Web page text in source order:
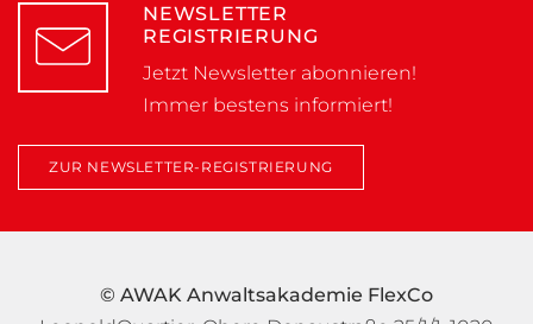
NEWSLETTER
REGISTRIERUNG
Jetzt Newsletter abonnieren!
Immer bestens informiert!
ZUR NEWSLETTER-REGISTRIERUNG
© AWAK Anwaltsakademie FlexCo